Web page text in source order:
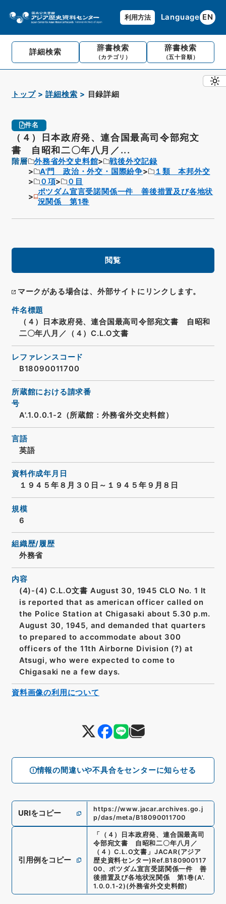
利用方法 Language EN
詳細検索 辞書検索
（カテゴリ）
辞書検索
（五十音順）
トップ 詳細検索 目録詳細
件名
（４）日本政府発、連合国最高司令部宛文
書 自昭和二〇年八月／...
階層 外務省外交史料館
戦後外交記録
A'門 政治・外交・国際紛争
１類 本邦外交
０項
０目
ポツダム宣言受諾関係一件 善後措置及び各地状
況関係 第1巻
閲覧
マークがある場合は、外部サイトにリンクします。
情報の間違いや不具合をセンターに知らせる
件名標題
（４）日本政府発、連合国最高司令部宛文書 自昭和
二〇年八月／（４）C.L.O文書
レファレンスコード
B18090011700
所蔵館における請求番
号
A'.1.0.0.1-2（所蔵館：外務省外交史料館）
言語
英語
資料作成年月日
１９４５年８月３０日～１９４５年９月８日
規模
6
組織歴/履歴
外務省
内容
(4)-(4) C.L.O文書 August 30, 1945 CLO No. 1 It
is reported that as american officer called on
the Police Station at Chigasaki about 5.30 p.m.
August 30, 1945, and demanded that quarters
to prepared to accommodate about 300
officers of the 11th Airborne Division (?) at
Atsugi, who were expected to come to
Chigasaki ne a few days.
URIをコピー
https://www.jacar.archives.go.j
p/das/meta/B18090011700
引用例をコピー
「 （４）日本政府発、連合国最高司
令部宛文書 自昭和二〇年八月／
（４）C.L.O文書 」 JACAR(アジア
歴史資料センター) Ref.B180900117
00、 ポツダム宣言受諾関係一件 善
後措置及び各地状況関係 第1巻(A'.
1.0.0.1-2) (外務省外交史料館)
資料画像の利用について